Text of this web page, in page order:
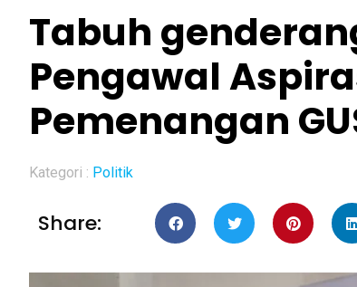
Tabuh
Pengawal
Pemenangan
Kategori : Politik
Share: